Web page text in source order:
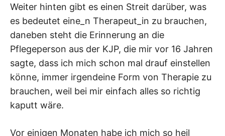
Weiter hinten gibt es einen Streit darüber, was
es bedeutet eine_n Therapeut_in zu brauchen,
daneben steht die Erinnerung an die
Pflegeperson aus der KJP, die mir vor 16 Jahren
sagte, dass ich mich schon mal drauf einstellen
könne, immer irgendeine Form von Therapie zu
brauchen, weil bei mir einfach alles so richtig
kaputt wäre.
Vor einigen Monaten habe ich mich so heil